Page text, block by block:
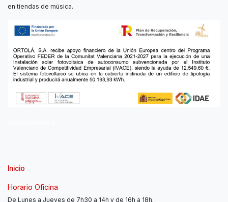
en tiendas de música.
Inicio
Horario Oficina
De Lunes a Jueves de 7h30 a 14h y de 16h a 18h.